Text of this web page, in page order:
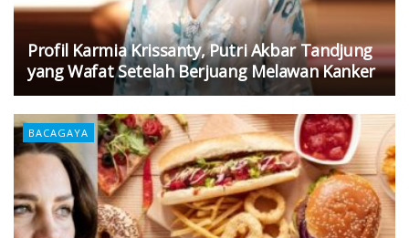
Profil Karmia Krissanty, Putri Akbar Tandjung
yang Wafat Setelah Berjuang Melawan Kanker
BACAGAYA